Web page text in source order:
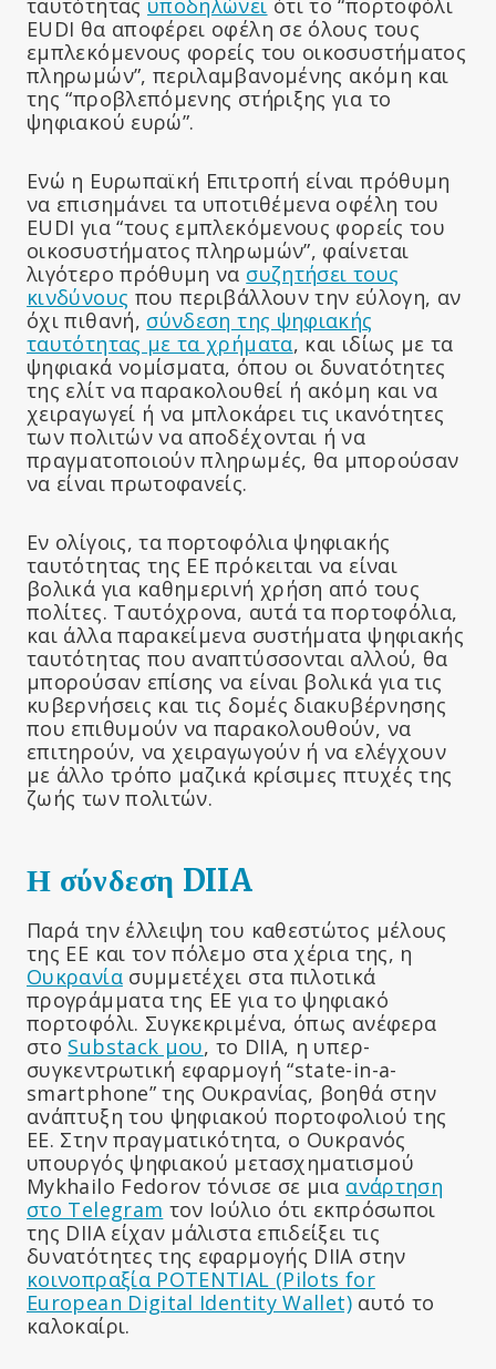
EUDI θα αποφέρει οφέλη σε όλους τους
εμπλεκόμενους φορείς του οικοσυστήματος
πληρωμών”, περιλαμβανομένης ακόμη και
της “προβλεπόμενης στήριξης για το
ψηφιακού ευρώ”.
Ενώ η Ευρωπαϊκή Επιτροπή είναι πρόθυμη
να επισημάνει τα υποτιθέμενα οφέλη του
EUDI για “τους εμπλεκόμενους φορείς του
οικοσυστήματος πληρωμών”, φαίνεται
λιγότερο πρόθυμη να συζητήσει τους
κινδύνους που περιβάλλουν την εύλογη, αν
όχι πιθανή, σύνδεση της ψηφιακής
ταυτότητας με τα χρήματα, και ιδίως με τα
ψηφιακά νομίσματα, όπου οι δυνατότητες
της ελίτ να παρακολουθεί ή ακόμη και να
χειραγωγεί ή να μπλοκάρει τις ικανότητες
των πολιτών να αποδέχονται ή να
πραγματοποιούν πληρωμές, θα μπορούσαν
να είναι πρωτοφανείς.
Εν ολίγοις, τα πορτοφόλια ψηφιακής
ταυτότητας της ΕΕ πρόκειται να είναι
βολικά για καθημερινή χρήση από τους
πολίτες. Ταυτόχρονα, αυτά τα πορτοφόλια,
και άλλα παρακείμενα συστήματα ψηφιακής
ταυτότητας που αναπτύσσονται αλλού, θα
μπορούσαν επίσης να είναι βολικά για τις
κυβερνήσεις και τις δομές διακυβέρνησης
που επιθυμούν να παρακολουθούν, να
επιτηρούν, να χειραγωγούν ή να ελέγχουν
με άλλο τρόπο μαζικά κρίσιμες πτυχές της
ζωής των πολιτών.
Η σύνδεση DIIA
Παρά την έλλειψη του καθεστώτος μέλους
της ΕΕ και τον πόλεμο στα χέρια της, η
Ουκρανίασυμμετέχει στα πιλοτικά
προγράμματα της ΕΕ για το ψηφιακό
πορτοφόλι. Συγκεκριμένα, όπως ανέφερα
στο Substack μου, το DIIA, η υπερ-
συγκεντρωτική εφαρμογή “state-in-a-
smartphone” της Ουκρανίας, βοηθά στην
ανάπτυξη του ψηφιακού πορτοφολιού της
ΕΕ. Στην πραγματικότητα, ο Ουκρανός
υπουργός ψηφιακού μετασχηματισμού
Mykhailo Fedorov τόνισε σε μια ανάρτηση
στο Telegram τον Ιούλιο ότι εκπρόσωποι
της DIIA είχαν μάλιστα επιδείξει τις
δυνατότητες της εφαρμογής DIIA στην
κοινοπραξία POTENTIAL (Pilots for
European Digital Identity Wallet)αυτό το
καλοκαίρι.